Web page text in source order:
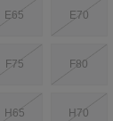
E65 E70
F75 F80
H65 H70